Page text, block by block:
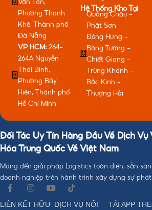
Văn Tần,
Phường Thanh
Khê, Thành phố
Đà Nẵng
VP HCM: 264-
264A Nguyễn
Thái Bình,
Phường Bảy
Hiền, Thành phố
Hồ Chí Minh
Hệ Thống Kho Tại
Quảng Châu -
Phật Sơn -
Đông Hưng -
Bằng Tường -
Chiết Giang -
Trùng Khánh -
Bắc Kinh -
Thượng Hải
Đối Tác Uy Tín Hàng Đầu Về Dịch Vụ
Hóa Trung Quốc Về Việt Nam
Mang đến giải pháp Logistics toàn diện, sẵn
doanh nghiệp trên hành trình xây dựng sự phát
LIÊN KẾT HỮU DỊCH VỤ NỔI TẢI APP